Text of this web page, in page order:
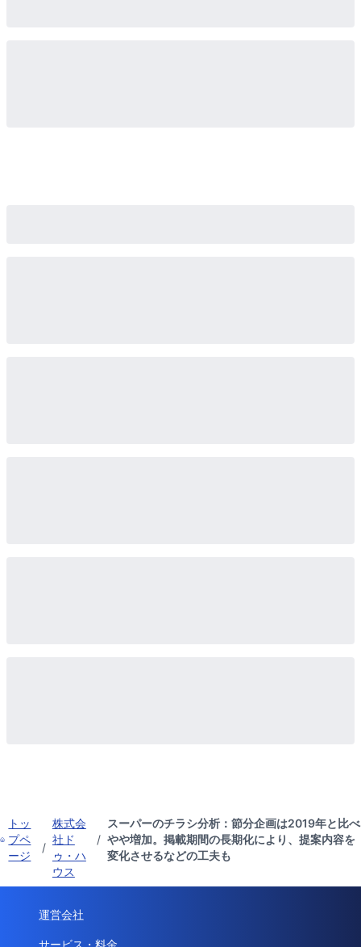
トッ
プペ
ージ
/
株式会
社ド
ゥ・ハ
ウス
/
スーパーのチラシ分析：節分企画は2019年と比べ
やや増加。掲載期間の長期化により、提案内容を
変化させるなどの工夫も
運営会社
サービス・料金